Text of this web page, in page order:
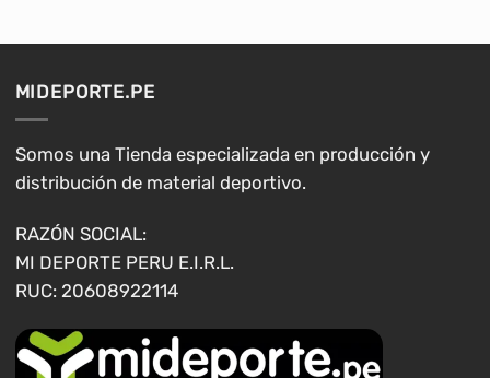
MIDEPORTE.PE
Somos una Tienda especializada en producción y
distribución de material deportivo.
RAZÓN SOCIAL:
MI DEPORTE PERU E.I.R.L.
RUC: 20608922114